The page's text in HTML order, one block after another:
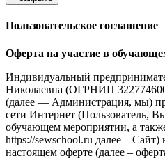
Пользовательское соглашение
Оферта на участие в
Индивидуальный
Николаевна (ОГРНИП
(далее — Администрация, мы)
сети Интернет (Пользователь,
обучающем мероприятии, а
https://sewschool.ru далее –
настоящем оферте (далее –